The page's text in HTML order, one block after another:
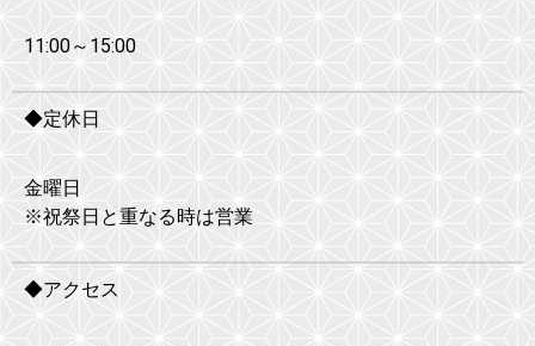
11:00～15:00
◆定休日
金曜日
※祝祭日と重なる時は営業
◆アクセス